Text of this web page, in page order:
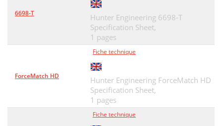
6698-T
Hunter Engineering 6698-T
Specification Sheet,
1 pages
ForceMatch HD
Fiche technique
Hunter Engineering ForceMatch HD
Specification Sheet,
1 pages
Fiche technique